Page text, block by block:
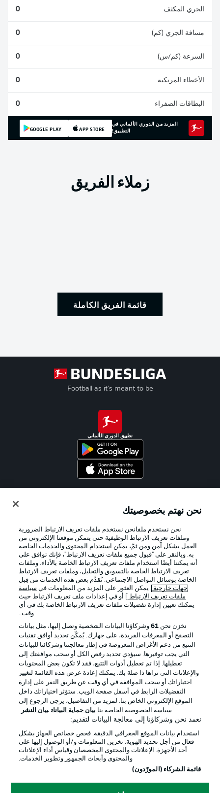
الجري المكثف 0
مسافة الجري (كم) 0
السرعة (كم/س) 0
الأخطاء المرتكبة 0
البطاقات الصفراء 0
المزيد من الدوري الألماني في
التطبيق!
APP STORE
GOOGLE PLAY
زملاء الفريق
قائمة الفريق الكاملة
Football as it's meant to be
تطبيق الدوري الألماني
الإعلانات الإخطارات القانونية
شروط الاستخدام القنوات الناقلة
الوظائف جهة النشر
تواصل معنا اللاعبون
© 2026 Bundesliga-Gruppe GmbH
نحن نهتم بخصوصيتك
نحن نستخدم ملفانحن نستخدم ملفات تعريف الارتباط الضرورية
وملفات تعريف الارتباط الوظيفية حتى يتمكن موقعنا الإلكتروني من
العمل بشكل آمن ومن ثمَّ، يمكن استخدام المحتوى والخدمات الخاصة
به. وبالنقر على "قبول جميع ملفات تعريف الارتباط"، فإنك توافق على
أنه يمكننا أيضًا استخدام ملفات تعريف الارتباط الخاصة بالأداء، وملفات
تعريف الارتباط الخاصة بالتسويق والتحليل، وملفات تعريف الارتباط
الخاصة بوسائل التواصل الاجتماعي. تُقدَّم بعض هذه الخدمات من قِبل
جهات خارجية . يمكن العثور على المزيد من المعلومات في سياسة
ملفات تعريف الارتباط
] أو في إعدادات ملف تعريف الارتباط حيث
يمكنك تعيين إدارة تفضيلات ملفات تعريف الارتباط الخاصة بك في أي
وقت..
نخزن نحن 61وشركاؤنا البيانات الشخصية ونصل إليها، مثل بيانات
التصفح أو المعرفات الفريدة، على جهازك. يُمكّن تحديد أوافق تقنيات
التتبع من دعم الأغراض المعروضة في إطار معالجتنا وشركائنا للبيانات
التي يجب توفيرها. سيؤدي تحديد رفض الكل أو سحب موافقتك إلى
تعطيلها. إذا تم تعطيل أدوات التتبع، فقد لا تكون بعض المحتويات
والإعلانات التي تراها ذا صلة بك. يمكنك إعادة عرض هذه القائمة لتغيير
اختياراتك أو سحب الموافقة في أي وقت عن طريق النقر على إدارة
التفضيلات الرابط في أسفل صفحة الويب. ستؤثر اختياراتك داخل
الموقع الإلكتروني الخاص بنا. لمزيد من التفاصيل، يرجى الرجوع إلى
سياسة الخصوصية الخاصة بنا.بيان حماية البيانات بيان النشر
نعمد نحن وشركاؤنا إلى معالجة البيانات لتقديم:
استخدام بيانات الموقع الجغرافي الدقيقة. فحص خصائص الجهاز بشكل
فعال من أجل تحديد الهوية. تخزين المعلومات و/أو الوصول إليها على
أحد الأجهزة. الإعلانات والمحتوى المخصصان وقياس أداء الإعلانات
والمحتوى وأبحاث الجمهور وتطوير الخدمات.
قائمة الشركاء (المورّدون)